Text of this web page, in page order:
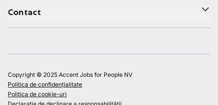
Contact
Copyright © 2025 Accent Jobs for People NV
Politica de confidențialitate
Politica de cookie-uri